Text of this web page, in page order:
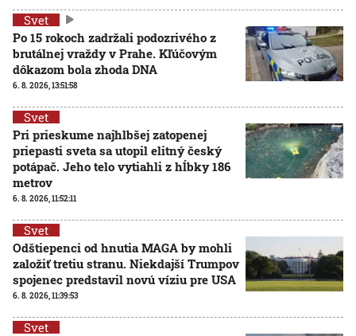
Svet
Po 15 rokoch zadržali podozrivého z
brutálnej vraždy v Prahe. Kľúčovým
dôkazom bola zhoda DNA
6. 8. 2026, 13:51:58
Svet
Pri prieskume najhlbšej zatopenej
priepasti sveta sa utopil elitný český
potápač. Jeho telo vytiahli z hĺbky 186
metrov
6. 8. 2026, 11:52:11
Svet
Odštiepenci od hnutia MAGA by mohli
založiť tretiu stranu. Niekdajší Trumpov
spojenec predstavil novú víziu pre USA
6. 8. 2026, 11:39:53
Svet